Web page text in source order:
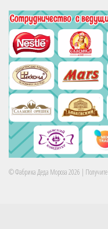
© Фабрика Деда Мороза 2026 | Получите